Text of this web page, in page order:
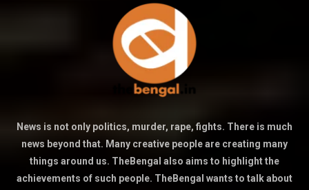
News is not only politics, murder, rape, fights. There is much
news beyond that. Many creative people are creating many
things around us. TheBengal also aims to highlight the
achievements of such people. TheBengal wants to talk about